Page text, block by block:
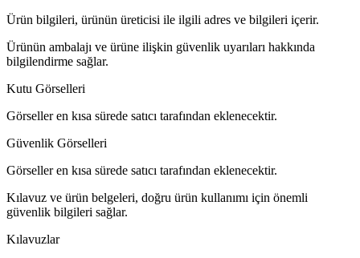
Ürün bilgileri, ürünün üreticisi ile ilgili adres ve bilgileri içerir.
Ürünün ambalajı ve ürüne ilişkin güvenlik uyarıları hakkında
bilgilendirme sağlar.
Kutu Görselleri
Görseller en kısa sürede satıcı tarafından eklenecektir.
Güvenlik Görselleri
Görseller en kısa sürede satıcı tarafından eklenecektir.
Kılavuz ve ürün belgeleri, doğru ürün kullanımı için önemli
güvenlik bilgileri sağlar.
Kılavuzlar